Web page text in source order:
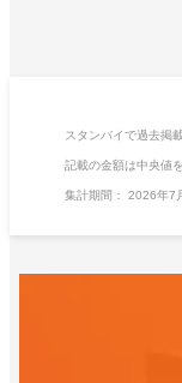
スタンバイで過去掲
記載の金額は中央値
集計期間： 2026年7